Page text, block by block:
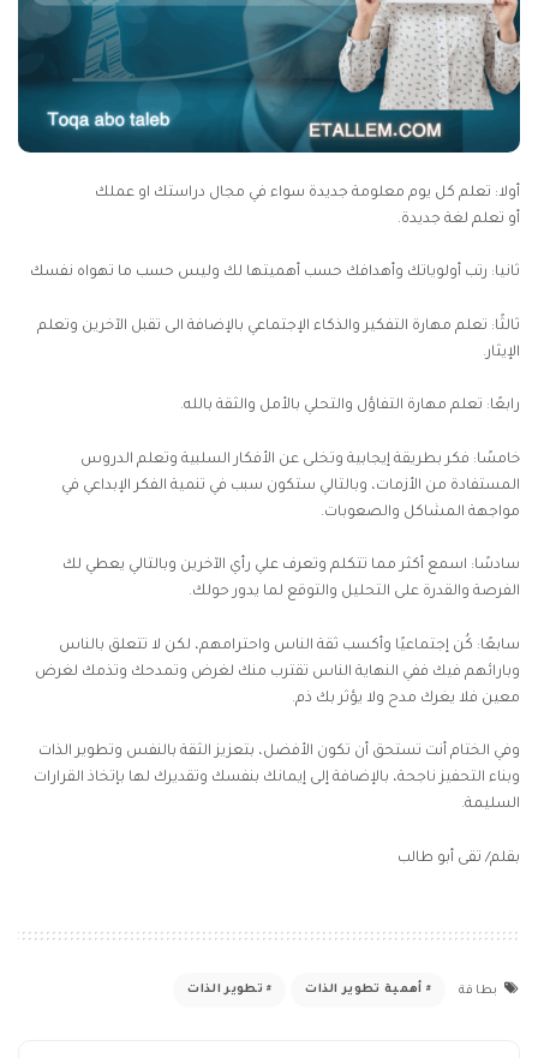
أولا: تعلم كل يوم معلومة جديدة سواء في مجال دراستك او عملك
أو تعلم لغة جديدة.
ثانيا: رتب أولوياتك وأهدافك حسب أهميتها لك وليس حسب ما تهواه نفسك
ثالثًا: تعلم مهارة التفكير والذكاء الإجتماعي بالإضافة الى تقبل الآخرين وتعلم
الإيثار.
رابعًا: تعلم مهارة التفاؤل والتحلي بالأمل والثقة بالله.
خامسًا: فكر بطريقة إيجابية وتخلى عن الأفكار السلبية وتعلم الدروس
المستفادة من الأزمات، وبالتالي ستكون سبب في تنمية الفكر الإبداعي في
مواجهة المشاكل والصعوبات.
سادسًا: اسمع أكثر مما تتكلم وتعرف علي رأي الآخرين وبالتالي يعطي لك
الفرصة والقدرة على التحليل والتوقع لما يدور حولك.
سابعًا: كُن إجتماعيًا وأكسب ثقة الناس واحترامهم، لكن لا تتعلق بالناس
وبارائهم فيك ففي النهاية الناس تقترب منك لغرض وتمدحك وتذمك لغرض
معين فلا يغرك مدح ولا يؤثر بك ذم.
وفي الختام أنت تستحق أن تكون الأفضل، بتعزيز الثقة بالنفس وتطوير الذات
وبناء التحفيز ناجحة، بالإضافة إلى إيمانك بنفسك وتقديرك لها بإتخاذ القرارات
السليمة.
بقلم/ تقى أبو طالب
بطاقة أهمية تطوير الذات تطوير الذات